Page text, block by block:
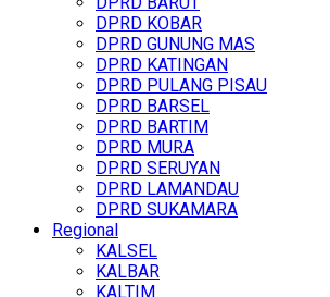
DPRD KOBAR
DPRD GUNUNG MAS
DPRD KATINGAN
DPRD PULANG PISAU
DPRD BARSEL
DPRD BARTIM
DPRD MURA
DPRD SERUYAN
DPRD LAMANDAU
DPRD SUKAMARA
Regional
KALSEL
KALBAR
KALTIM